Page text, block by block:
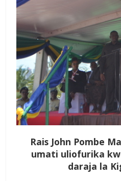
Rais John Pombe
umati uliofurika
daraja la